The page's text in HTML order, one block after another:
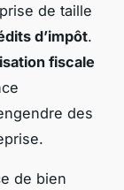
de taille
d’impôt.
fiscale
des
de bien